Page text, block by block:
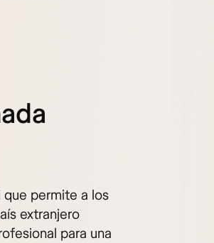
que permite a los
extranjero
para una